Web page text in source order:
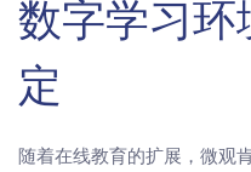
数字学习环
定
随着在线教育的扩展，微观